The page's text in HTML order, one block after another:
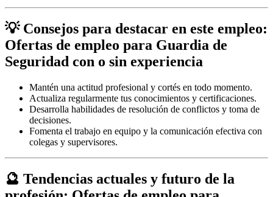
💡 Consejos para destacar en este empleo:
Ofertas de empleo para Guardia de
Seguridad con o sin experiencia
Mantén una actitud profesional y cortés en todo momento.
Actualiza regularmente tus conocimientos y certificaciones.
Desarrolla habilidades de resolución de conflictos y toma de
decisiones.
Fomenta el trabajo en equipo y la comunicación efectiva con
colegas y supervisores.
🔮 Tendencias actuales y futuro de la